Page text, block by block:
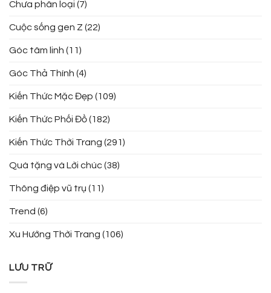
Chưa phân loại (7)
Cuộc sống gen Z (22)
Góc tâm linh (11)
Góc Thả Thính (4)
Kiến Thức Mặc Đẹp (109)
Kiến Thức Phối Đồ(182)
Kiến Thức Thời Trang (291)
Quà tặng và Lời chúc(38)
Thông điệp vũ trụ (11)
Trend (6)
Xu Hướng Thời Trang (106)
LƯU TRỮ